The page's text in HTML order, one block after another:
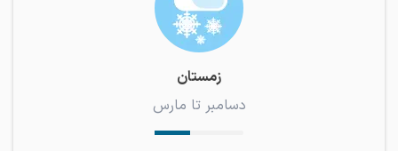
زمستان
دسامبر تا مارس